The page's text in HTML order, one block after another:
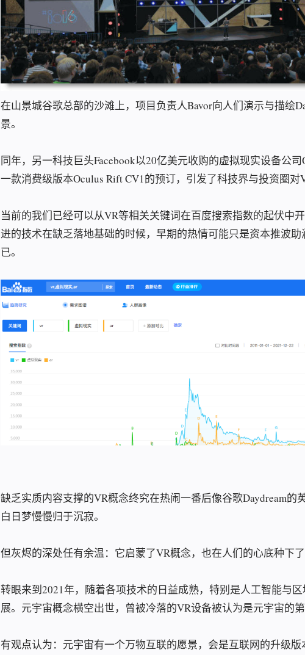
在山景城谷歌总部的沙滩上，项目负责人Bavor向人们演示与描绘
景。
同年，另一科技巨头Facebook以20亿美元收购的虚拟现实设备公
一款消费级版本Oculus Rift CV1的预订，引发了科技界与投资圈对
当前的我们已经可以从VR等相关关键词在百度搜索指数的起伏中
进的技术在缺乏落地基础的时候，早期的热情可能只是资本推波
已。
缺乏实质内容支撑的VR概念终究在热闹一番后像谷歌Daydream的
白日梦慢慢归于沉寂。
但灰烬的深处任有余温：它启蒙了VR概念，也在人们的心底种下了
转眼来到2021年，随着各项技术的日益成熟，特别是人工智能与
展。元宇宙概念横空出世，曾被冷落的VR设备被认为是元宇宙的第
有观点认为：元宇宙有一个万物互联的愿景，会是互联网的升级